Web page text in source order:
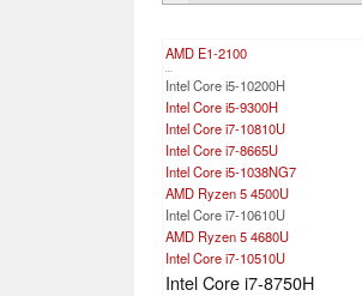
AMD E1-2100
Intel Core i5-10200H
Intel Core i5-9300H
Intel Core i7-10810U
Intel Core i7-8665U
Intel Core i5-1038NG7
AMD Ryzen 5 4500U
Intel Core i7-10610U
AMD Ryzen 5 4680U
Intel Core i7-10510U
Intel Core i7-8750H